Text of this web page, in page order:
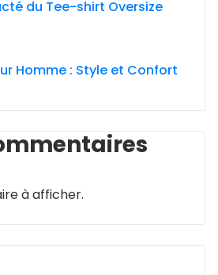
du Tee-shirt Oversize
Homme : Style et Confort
à afficher.